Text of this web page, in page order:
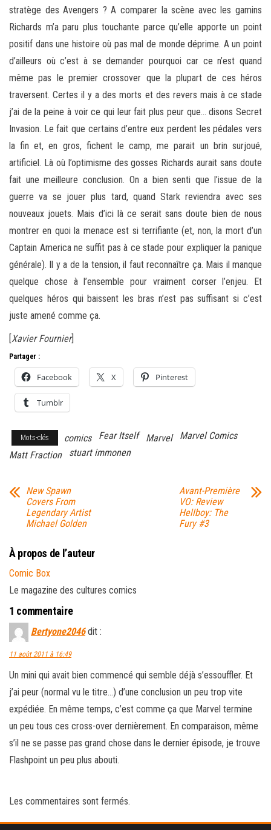
stratège des Avengers ? A comparer la scène avec les gamins
Richards m’a paru plus touchante parce qu’elle apporte un point
positif dans une histoire où pas mal de monde déprime. A un point
d’ailleurs où c’est à se demander pourquoi car ce n’est quand
même pas le premier crossover que la plupart de ces héros
traversent. Certes il y a des morts et des revers mais à ce stade
j’ai de la peine à voir ce qui leur fait plus peur que… disons Secret
Invasion. Le fait que certains d’entre eux perdent les pédales vers
la fin et, en gros, fichent le camp, me parait un brin surjoué,
artificiel. Là où l’optimisme des gosses Richards aurait sans doute
fait une meilleure conclusion. On a bien senti que l’issue de la
guerre va se jouer plus tard, quand Stark reviendra avec ses
nouveaux jouets. Mais d’ici là ce serait sans doute bien de nous
montrer en quoi la menace est si terrifiante (et, non, la mort d’un
Captain America ne suffit pas à ce stade pour expliquer la panique
générale). Il y a de la tension, il faut reconnaître ça. Mais il manque
quelque chose à l’ensemble pour vraiment corser l’enjeu. Et
quelques héros qui baissent les bras n’est pas suffisant si c’est
juste amené comme ça.
[Xavier Fournier]
Partager :
Facebook X Pinterest
Tumblr
Mots-clés comics Fear Itself Marvel
Marvel Comics
Matt Fraction
stuart immonen
New Spawn
Covers From
Legendary Artist
Michael Golden
Avant-Première
VO: Review
Hellboy: The
Fury #3
À propos de l’auteur
Comic Box
Le magazine des cultures comics
1 commentaire
Bertyone2046 dit :
11 août 2011 à 16:49
Un mini qui avait bien commencé qui semble déjà s’essouffler. Et
j’ai peur (normal vu le titre…) d’une conclusion un peu trop vite
expédiée. En même temps, c’est comme ça que Marvel termine
un peu tous ces cross-over dernièrement. En comparaison, même
s’il ne se passe pas grand chose dans le dernier épisode, je trouve
Flashpoint un peu plus abouti.
Les commentaires sont fermés.